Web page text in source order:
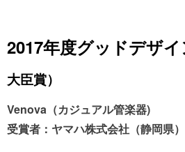
2017年度グッドデザ
大臣賞）
Venova（カジュアル管楽器)
受賞者：ヤマハ株式会社（静岡県）